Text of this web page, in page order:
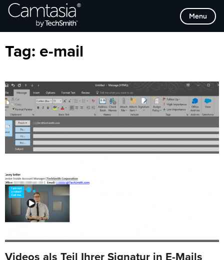
Direkt
zum
Menu
Browse Categories
Tag: e-mail
Videos als Teil Ihrer Signatur in E-Mails